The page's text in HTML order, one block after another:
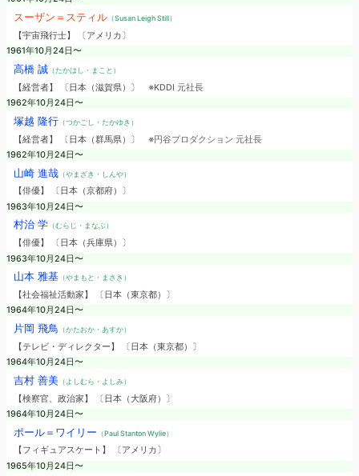
スーザン＝スティル（Susan Leigh Still）
【宇宙飛行士】 〔アメリカ〕
1961年10月24日〜
高橋 誠（たかはし・まこと）
【経営者】 〔日本（滋賀県）〕 ※KDDI 元社長
1962年10月24日〜
塚越 隆行（つかごし・たかゆき）
【経営者】 〔日本（群馬県）〕 ※円谷プロダクション 元社長
1962年10月24日〜
山崎 進哉（やまざき・しんや）
【俳優】 〔日本（京都府）〕
1963年10月24日〜
村治 学（むらじ・まなぶ）
【俳優】 〔日本（兵庫県）〕
1963年10月24日〜
山本 雅基（やまもと・まさき）
【社会福祉活動家】 〔日本（東京都）〕
1964年10月24日〜
片岡 飛鳥 （かたおか・あすか）
【テレビ・ディレクター】 〔日本（東京都）〕
1964年10月24日〜
吉村 善美（よしむら・よしみ）
【検察官、政治家】 〔日本（大阪府）〕
1964年10月24日〜
ポール＝ワイリー （Paul Stanton Wylie）
【フィギュアスケート】 〔アメリカ〕
1965年10月24日〜